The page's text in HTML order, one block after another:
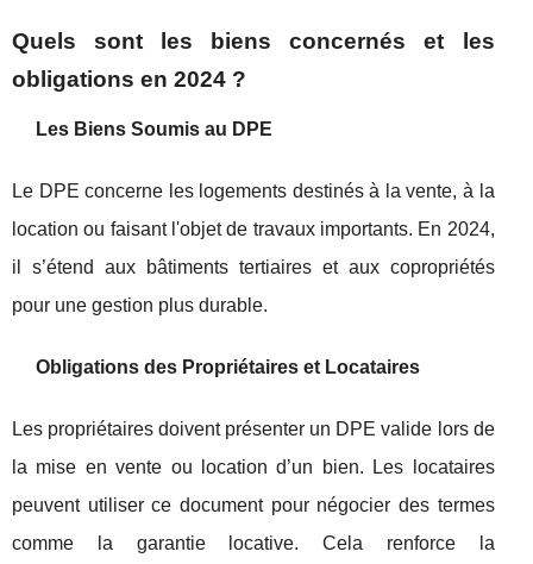
Quels sont les biens concernés et les
obligations en 2024 ?
Les Biens Soumis au DPE
Le DPE concerne les logements destinés à la vente, à la
location ou faisant l'objet de travaux importants. En 2024,
il s’étend aux bâtiments tertiaires et aux copropriétés
pour une gestion plus durable.
Obligations des Propriétaires et Locataires
Les propriétaires doivent présenter un DPE valide lors de
la mise en vente ou location d’un bien. Les locataires
peuvent utiliser ce document pour négocier des termes
comme la garantie locative. Cela renforce la